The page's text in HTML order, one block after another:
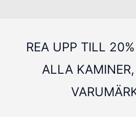
REA UPP TILL
ALLA